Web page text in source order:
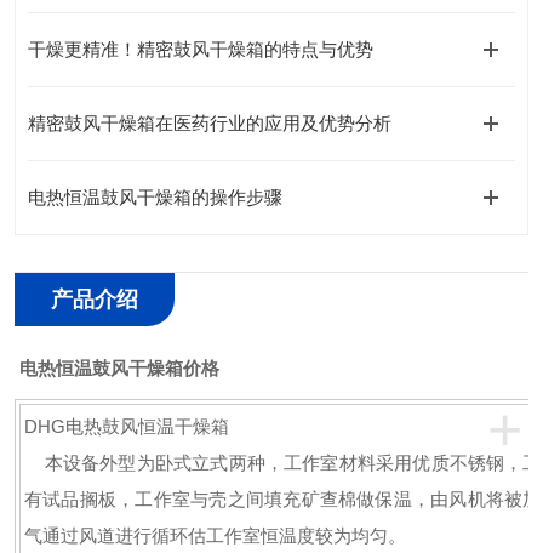
干燥更精准！精密鼓风干燥箱的特点与优势
精密鼓风干燥箱在医药行业的应用及优势分析
电热恒温鼓风干燥箱的操作步骤
产品介绍
电热恒温鼓风干燥箱价格
+
DHG电热鼓风恒温干燥箱
本设备外型为卧式立式两种，工作室材料采用优质不锈钢，
有试品搁板，工作室与壳之间填充矿查棉做保温，由风机将被
气通过风道进行循环估工作室恒温度较为均匀。